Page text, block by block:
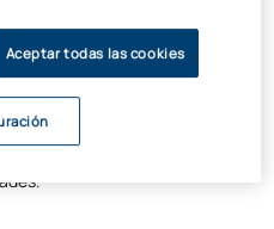
nuevos productos al
estas cinco
de producto
Aceptar todas las cookies